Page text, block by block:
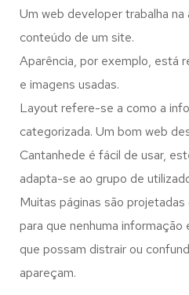
Um web developer trabalha na
conteúdo de um site.
Aparência, por exemplo, está
e imagens usadas.
Layout refere-se a como a
categorizada. Um bom web
Cantanhede é fácil de usar,
adapta-se ao grupo de
Muitas páginas são
para que nenhuma informação
que possam distrair ou
apareçam.